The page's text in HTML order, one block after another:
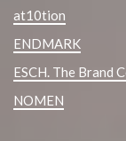
at10tion
ENDMARK
ESCH. The Brand
NOMEN